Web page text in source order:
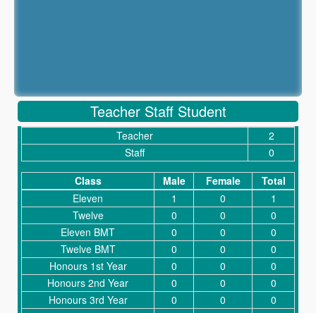
Teacher Staff Student
Teacher
2
Staff
0
Class
Male Female
Total
Eleven
1 0
1
Twelve
0 0
0
Eleven BMT
0 0
0
Twelve BMT
0 0
0
Honours 1st Year
0 0
0
Honours 2nd Year
0 0
0
Honours 3rd Year
0 0
0